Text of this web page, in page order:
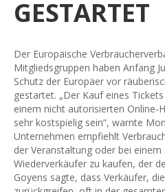
GESTARTET
Der Europäische
Mitgliedsgruppen haben Anfang
Schutz der Europäer vor
gestartet. „Der Kauf eines
einem nicht autorisierten Online-
sehr kostspielig sein“, warnte
Unternehmen empfiehlt
der Veranstaltung oder bei
Wiederverkäufer zu kaufen, der
Goyens sagte, dass Verkäufer,